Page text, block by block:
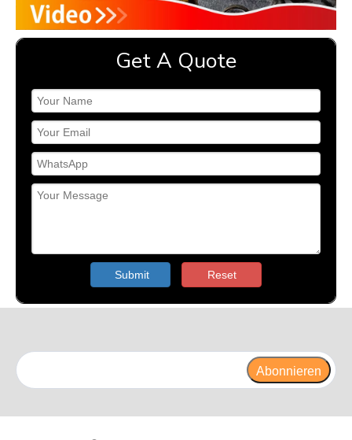
Get A Quote
Submit Reset
Abonnieren